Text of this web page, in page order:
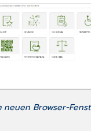
Browser-